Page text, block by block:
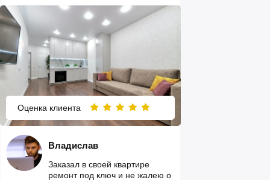
Оценка клиента
Заказал в своей квартире
ремонт под ключ и не жалею о
Владислав